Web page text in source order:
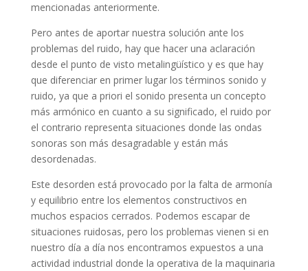
mencionadas anteriormente.
Pero antes de aportar nuestra solución ante los
problemas del ruido, hay que hacer una aclaración
desde el punto de visto metalingüístico y es que hay
que diferenciar en primer lugar los términos sonido y
ruido, ya que a priori el sonido presenta un concepto
más armónico en cuanto a su significado, el ruido por
el contrario representa situaciones donde las ondas
sonoras son más desagradable y están más
desordenadas.
Este desorden está provocado por la falta de armonía
y equilibrio entre los elementos constructivos en
muchos espacios cerrados. Podemos escapar de
situaciones ruidosas, pero los problemas vienen si en
nuestro día a día nos encontramos expuestos a una
actividad industrial donde la operativa de la maquinaria